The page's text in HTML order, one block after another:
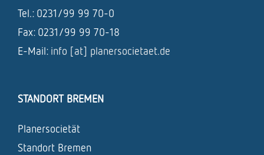
Tel.: 0231/99 99 70-0
Fax: 0231/99 99 70-18
E-Mail: info [at] planersocietaet.de
STANDORT BREMEN
Planersocietät
Standort Bremen